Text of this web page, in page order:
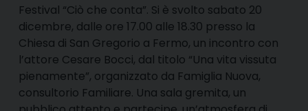
Festival “Ciò che conta”. Si è svolto sabato 20
dicembre, dalle ore 17.00 alle 18.30 presso la
Chiesa di San Gregorio a Fermo, un incontro con
l’attore Cesare Bocci, dal titolo “Una vita vissuta
pienamente”, organizzato da Famiglia Nuova,
consultorio Familiare. Una sala gremita, un